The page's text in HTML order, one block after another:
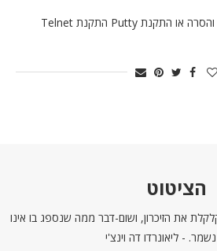
התקנת Telnet דרך הוספה והסרה או התקנת Putty התקנת Telnet
הציטוט
את הזיכרון, ושום-דבר ממה שנספג בו אינו
נשמר. - ליאונרדו דה וינצ'י